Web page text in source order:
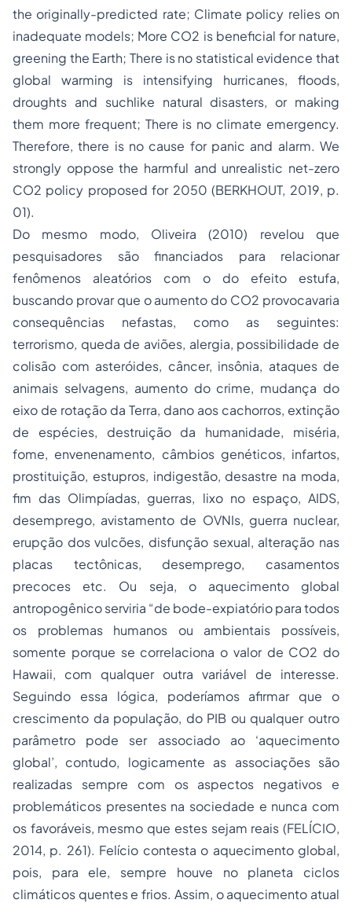
the originally-predicted rate; Climate policy relies on
inadequate models; More CO2 is beneficial for nature,
greening the Earth; There is no statistical evidence that
global warming is intensifying hurricanes, floods,
droughts and suchlike natural disasters, or making
them more frequent; There is no climate emergency.
Therefore, there is no cause for panic and alarm. We
strongly oppose the harmful and unrealistic net-zero
CO2 policy proposed for 2050 (BERKHOUT, 2019, p.
01).
Do mesmo modo, Oliveira (2010) revelou que
pesquisadores são financiados para relacionar
fenômenos aleatórios com o do efeito estufa,
buscando provar que o aumento do CO2 provocavaria
consequências nefastas, como as seguintes:
terrorismo, queda de aviões, alergia, possibilidade de
colisão com asteróides, câncer, insônia, ataques de
animais selvagens, aumento do crime, mudança do
eixo de rotação da Terra, dano aos cachorros, extinção
de espécies, destruição da humanidade, miséria,
fome, envenenamento, câmbios genéticos, infartos,
prostituição, estupros, indigestão, desastre na moda,
fim das Olimpíadas, guerras, lixo no espaço, AIDS,
desemprego, avistamento de OVNIs, guerra nuclear,
erupção dos vulcões, disfunção sexual, alteração nas
placas tectônicas, desemprego, casamentos
precoces etc. Ou seja, o aquecimento global
antropogênico serviria “de bode-expiatório para todos
os problemas humanos ou ambientais possíveis,
somente porque se correlaciona o valor de CO2 do
Hawaii, com qualquer outra variável de interesse.
Seguindo essa lógica, poderíamos afirmar que o
crescimento da população, do PIB ou qualquer outro
parâmetro pode ser associado ao ‘aquecimento
global’, contudo, logicamente as associações são
realizadas sempre com os aspectos negativos e
problemáticos presentes na sociedade e nunca com
os favoráveis, mesmo que estes sejam reais (FELÍCIO,
2014, p. 261). Felício contesta o aquecimento global,
pois, para ele, sempre houve no planeta ciclos
climáticos quentes e frios. Assim, o aquecimento atual